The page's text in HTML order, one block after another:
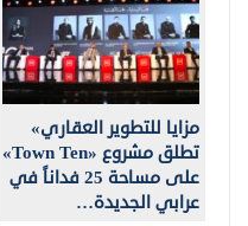
مزايا للتطوير العقاري»
تطلق مشروع «Town Ten»
على مساحة 25 فداناً في
عرابي الجديدة…